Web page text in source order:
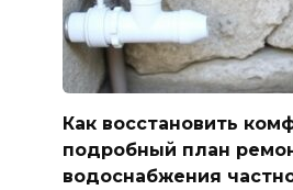
Как восстановить
подробный план
водоснабжения